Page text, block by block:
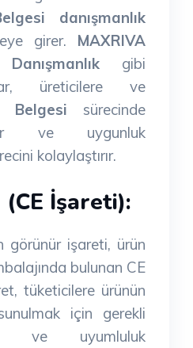
danışmanlık
girer. MAXRIVA
gibi
üreticilere ve
Belgesi sürecinde
ve uygunluk
kolaylaştırır.
İşareti):
görünür işareti, ürün
bulunan CE
tüketicilere ürünün
için gerekli
ve uyumluluk